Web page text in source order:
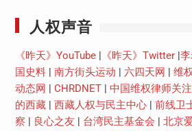
人权声音
《昨天》YouTube| 《昨天》Twitter|
国史料| 南方街头运动 六四天网 维
动态网
CHRDNET| 中国维权律师关
的西藏| 西藏人权与民主中心| 前线卫
察
良心之友 台湾民主基金会 北京